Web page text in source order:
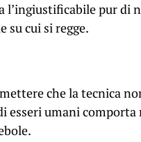
l’ingiustificabile pur di
su cui si regge.
che la tecnica
esseri umani